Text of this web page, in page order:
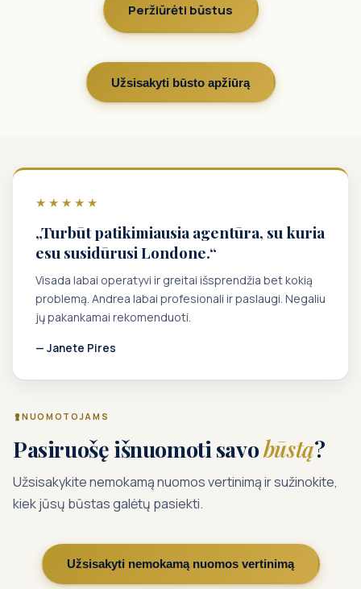
Peržiūrėti būstus
Užsisakyti būsto apžiūrą
★★★★★
„Turbūt patikimiausia agentūra, su kuria
esu susidūrusi Londone.“
Visada labai operatyvi ir greitai išsprendžia bet kokią
problemą. Andrea labai profesionali ir paslaugi. Negaliu
jų pakankamai rekomenduoti.
— Janete Pires
NUOMOTOJAMS
Pasiruošę išnuomoti savobūstą?
Užsisakykite nemokamą nuomos vertinimą ir sužinokite,
kiek jūsų būstas galėtų pasiekti.
Užsisakyti nemokamą nuomos vertinimą